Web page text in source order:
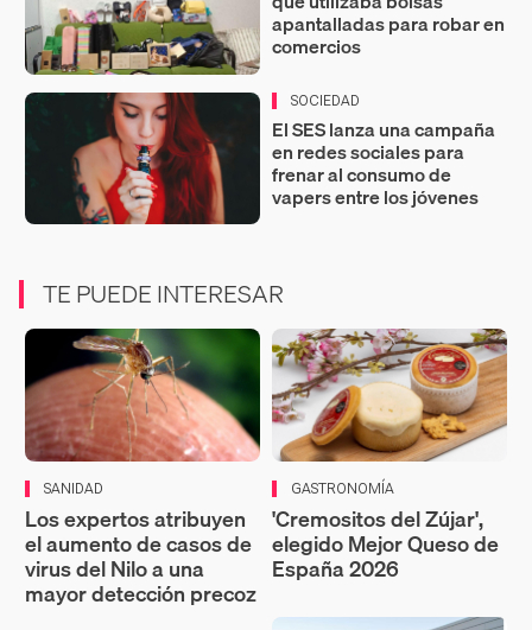
apantalladas para robar en
comercios
SOCIEDAD
El SES lanza una campaña
en redes sociales para
frenar al consumo de
vapers entre los jóvenes
TE PUEDE INTERESAR
SANIDAD
Los expertos atribuyen
el aumento de casos de
virus del Nilo a una
mayor detección precoz
GASTRONOMÍA
'Cremositos del Zújar',
elegido Mejor Queso de
España 2026